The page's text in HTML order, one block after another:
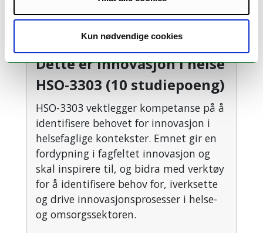
Kun nødvendige cookies
innovasjon på den tiden. Men i dag ville vi
Dette er Innovasjon i helse
HSO-3303 (10 studiepoeng)
HSO-3303 vektlegger kompetanse på å
identifisere behovet for innovasjon i
helsefaglige kontekster. Emnet gir en
fordypning i fagfeltet innovasjon og
skal inspirere til, og bidra med verktøy
for å identifisere behov for, iverksette
og drive innovasjonsprosesser i helse-
og omsorgssektoren.